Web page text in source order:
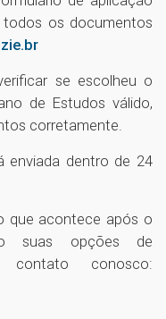
todos os documentos
se escolheu o
de Estudos válido,
corretamente.
enviada dentro de 24
que acontece após o
suas opções de
contato conosco: